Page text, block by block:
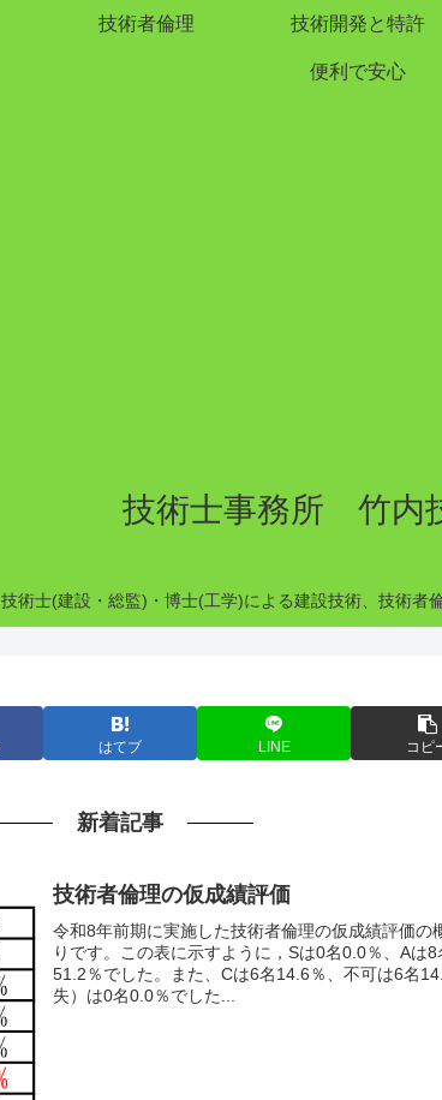
技術士事務所 竹内
技術士(建設・総監)・博士(工学)による建設技術、技術者
技術者倫理 技術開発と特許
便利で安心
はてブ LINE コピ
新着記事
技術者倫理の仮成績評価
令和8年前期に実施した技術者倫理の仮成績評価の
りです。この表に示すように，Sは0名0.0％、Aは
51.2％でした。また、Cは6名14.6％、不可は6名
失）は0名0.0％でした...